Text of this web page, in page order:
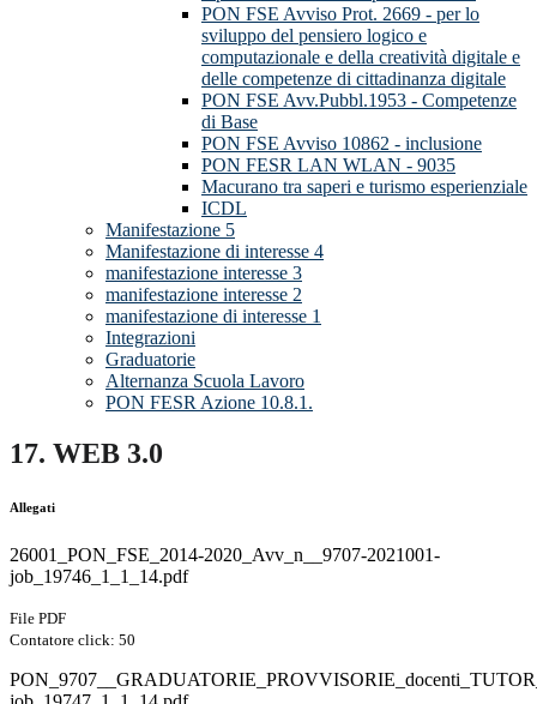
PON FSE Avviso Prot. 2669 - per lo
sviluppo del pensiero logico e
computazionale e della creatività digitale e
delle competenze di cittadinanza digitale
PON FSE Avv.Pubbl.1953 - Competenze
di Base
PON FSE Avviso 10862 - inclusione
PON FESR LAN WLAN - 9035
Macurano tra saperi e turismo esperienziale
ICDL
Manifestazione 5
Manifestazione di interesse 4
manifestazione interesse 3
manifestazione interesse 2
manifestazione di interesse 1
Integrazioni
Graduatorie
Alternanza Scuola Lavoro
PON FESR Azione 10.8.1.
17. WEB 3.0
Allegati
26001_PON_FSE_2014-2020_Avv_n__9707-2021001-
job_19746_1_1_14.pdf
File PDF
Contatore click: 50